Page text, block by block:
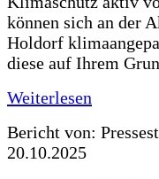
können sich an der
Holdorf
diese auf Ihrem
Weiterlesen
Bericht von:
20.10.2025